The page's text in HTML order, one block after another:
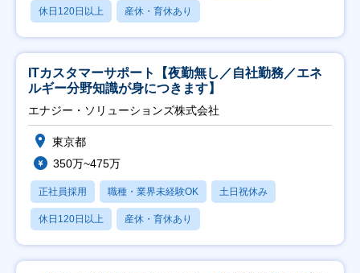
休日120日以上 産休・育休あり
ITカスタマーサポート【夜勤無し／自社勤務／エネ
ルギー分野知識が身につきます】
エナジー・ソリューションズ株式会社
東京都
350万~475万
正社員採用 職種・業界未経験OK 土日祝休み
休日120日以上 産休・育休あり